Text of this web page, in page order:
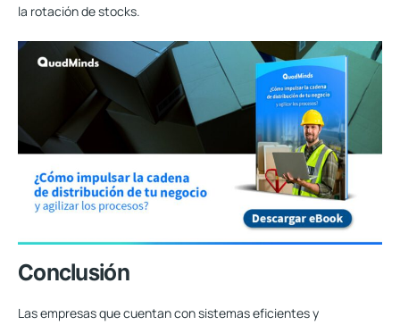
la rotación de stocks.
Conclusión
Las empresas que cuentan con sistemas eficientes y